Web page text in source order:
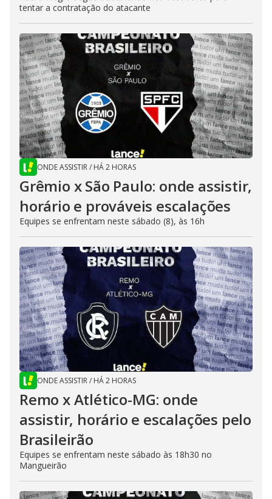
tentar a contratação do atacante
ONDE ASSISTIR/ HÁ 2 HORAS
Grêmio x São Paulo: onde assistir,
horário e prováveis escalações
Equipes se enfrentam neste sábado (8), às 16h
ONDE ASSISTIR/ HÁ 2 HORAS
Remo x Atlético-MG: onde
assistir, horário e escalações pelo
Brasileirão
Equipes se enfrentam neste sábado às 18h30 no
Mangueirão